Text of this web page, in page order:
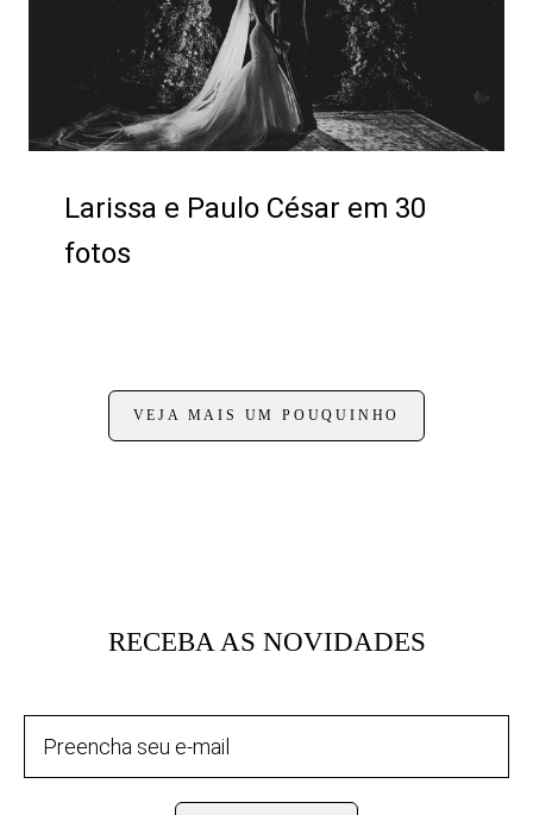
Larissa e Paulo César em 30
fotos
VEJA MAIS UM POUQUINHO
RECEBA AS NOVIDADES